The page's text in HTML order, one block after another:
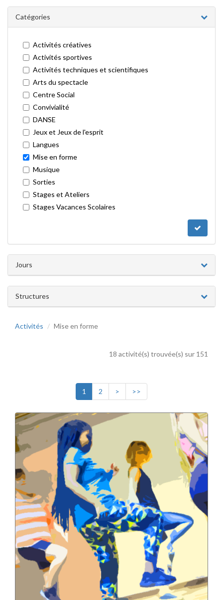
Catégories
Activités créatives
Activités sportives
Activités techniques et scientifiques
Arts du spectacle
Centre Social
Convivialité
DANSE
Jeux et Jeux de l'esprit
Langues
Mise en forme
Musique
Sorties
Stages et Ateliers
Stages Vacances Scolaires
Jours
Structures
Activités Mise en forme
18 activité(s) trouvée(s) sur 151
1 2 > >>